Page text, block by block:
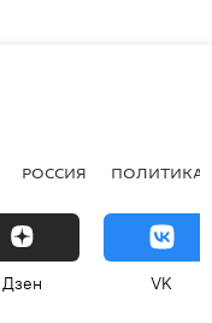
РОССИЯ ПОЛИТИКА
Дзен VK